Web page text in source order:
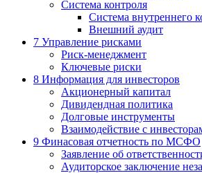
Система контроля
Система внутреннего
Внешний аудит
7 Управление рисками
Риск-менеджмент
Ключевые риски
8 Информация для инвесторов
Акционерный капитал
Дивидендная политика
Долговые инструменты
Взаимодействие с
9 Финасовая отчетность по МСФО
Заявление об
Аудиторское заключение